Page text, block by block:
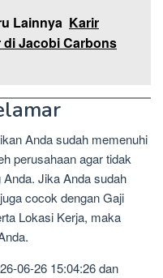
Lainnya Karir
di Jacobi Carbons
Anda sudah memenuhi
perusahaan agar tidak
Jika Anda sudah
cocok dengan Gaji
Lokasi Kerja, maka
06-26 15:04:26 dan